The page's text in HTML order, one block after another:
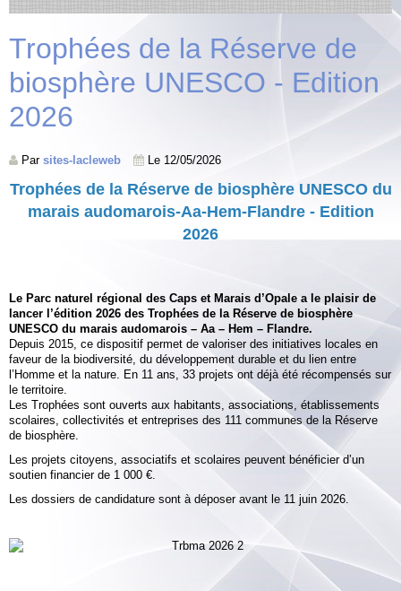
Trophées de la Réserve de
biosphère UNESCO - Edition
2026
Par sites-lacleweb Le 12/05/2026
Trophées de la Réserve de biosphère UNESCO du
marais audomarois-Aa-Hem-Flandre - Edition
2026
Le Parc naturel régional des Caps et Marais d’Opale a le plaisir de
lancer l’édition 2026 des Trophées de la Réserve de biosphère
UNESCO du marais audomarois – Aa – Hem – Flandre.
Depuis 2015, ce dispositif permet de valoriser des initiatives locales en
faveur de la biodiversité, du développement durable et du lien entre
l’Homme et la nature. En 11 ans, 33 projets ont déjà été récompensés sur
le territoire.
Les Trophées sont ouverts aux habitants, associations, établissements
scolaires, collectivités et entreprises des 111 communes de la Réserve
de biosphère.
Les projets citoyens, associatifs et scolaires peuvent bénéficier d’un
soutien financier de 1 000 €.
Les dossiers de candidature sont à déposer avant le 11 juin 2026.